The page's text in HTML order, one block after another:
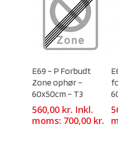
E69 – P Forbudt
Zone ophør –
60x50cm – T3
560,00 kr. Inkl.
moms: 700,00 kr.